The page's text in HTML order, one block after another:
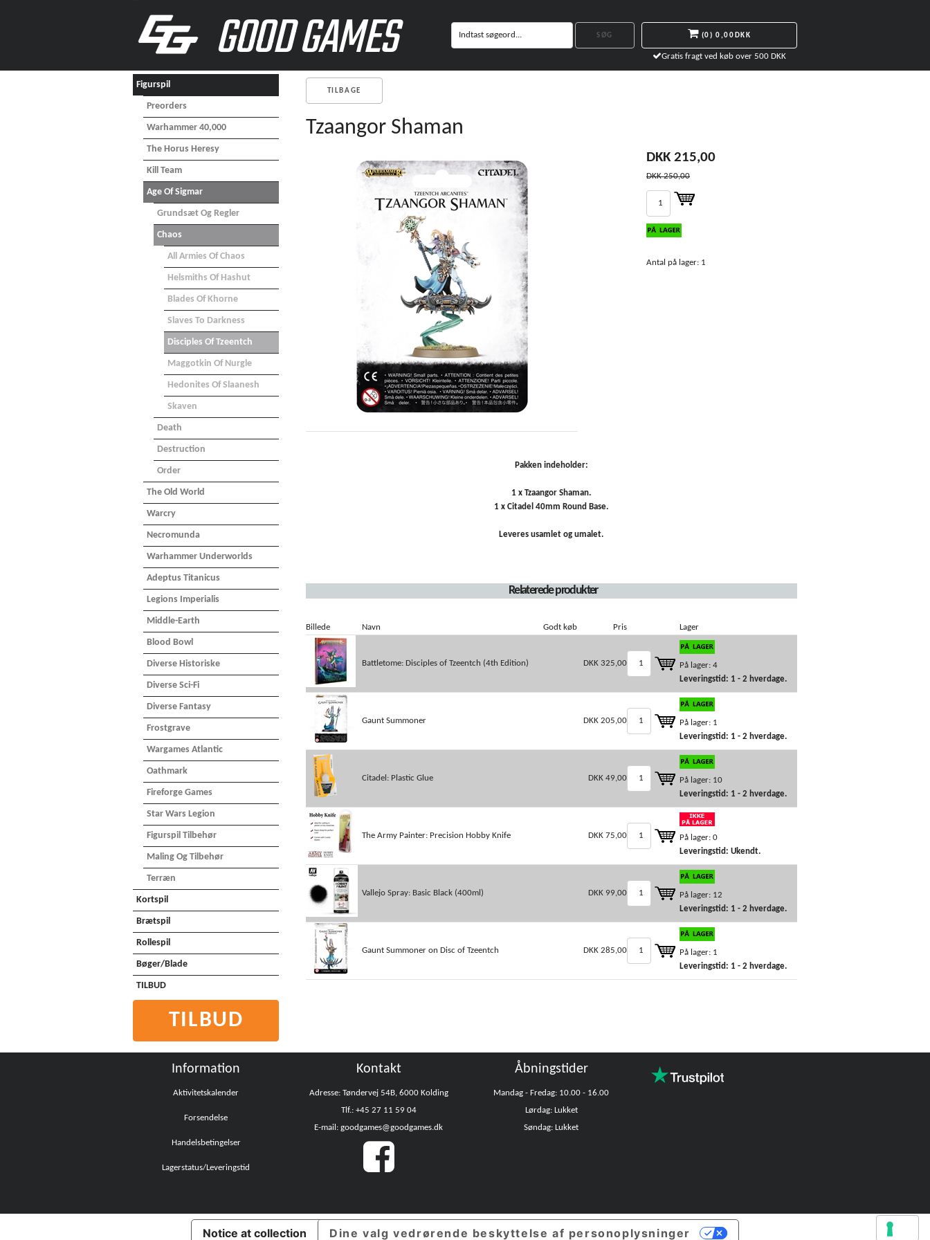
GOOD GAMES (0)0,00DKK
Gratis fragt ved køb over 500 DKK
Figurspil
Preorders
Warhammer 40,000
The Horus Heresy
Kill Team
Age Of Sigmar
Grundsæt Og Regler
Chaos
All Armies Of Chaos
Helsmiths Of Hashut
Blades Of Khorne
Slaves To Darkness
Disciples Of Tzeentch
Maggotkin Of Nurgle
Hedonites Of Slaanesh
Skaven
Death
Destruction
Order
The Old World
Warcry
Necromunda
Warhammer Underworlds
Adeptus Titanicus
Legions Imperialis
Middle-Earth
Blood Bowl
Diverse Historiske
Diverse Sci-Fi
Diverse Fantasy
Frostgrave
Wargames Atlantic
Oathmark
Fireforge Games
Star Wars Legion
Figurspil Tilbehør
Maling Og Tilbehør
Terræn
Kortspil
Brætspil
Rollespil
Bøger/Blade
TILBUD
TILBUD
TILBAGE
Tzaangor Shaman
DKK 215,00
DKK 250,00
Antal på lager: 1
Pakken indeholder:
1 x Tzaangor Shaman.
1 x Citadel 40mm Round Base.
Leveres usamlet og umalet.
Relaterede produkter
Billede Navn Godt køb Pris Lager
Battletome: Disciples of Tzeentch (4th Edition) DKK 325,00
På lager: 4
Leveringstid: 1 - 2 hverdage.
Gaunt Summoner DKK 205,00
På lager: 1
Leveringstid: 1 - 2 hverdage.
Citadel: Plastic Glue DKK 49,00
På lager: 10
Leveringstid: 1 - 2 hverdage.
The Army Painter: Precision Hobby Knife DKK 75,00
På lager: 0
Leveringstid: Ukendt.
Vallejo Spray: Basic Black (400ml) DKK 99,00
På lager: 12
Leveringstid: 1 - 2 hverdage.
Gaunt Summoner on Disc of Tzeentch DKK 285,00
På lager: 1
Leveringstid: 1 - 2 hverdage.
Information
Aktivitetskalender
Forsendelse
Handelsbetingelser
Lagerstatus/Leveringstid
Kontakt
Adresse: Tøndervej 54B, 6000 Kolding
Tlf.: +45 27 11 59 04
E-mail: goodgames@goodgames.dk
Åbningstider
Mandag - Fredag: 10.00 - 16.00
Lørdag: Lukket
Søndag: Lukket
Notice at collection Dine valg vedrørende beskyttelse af personoplysninger